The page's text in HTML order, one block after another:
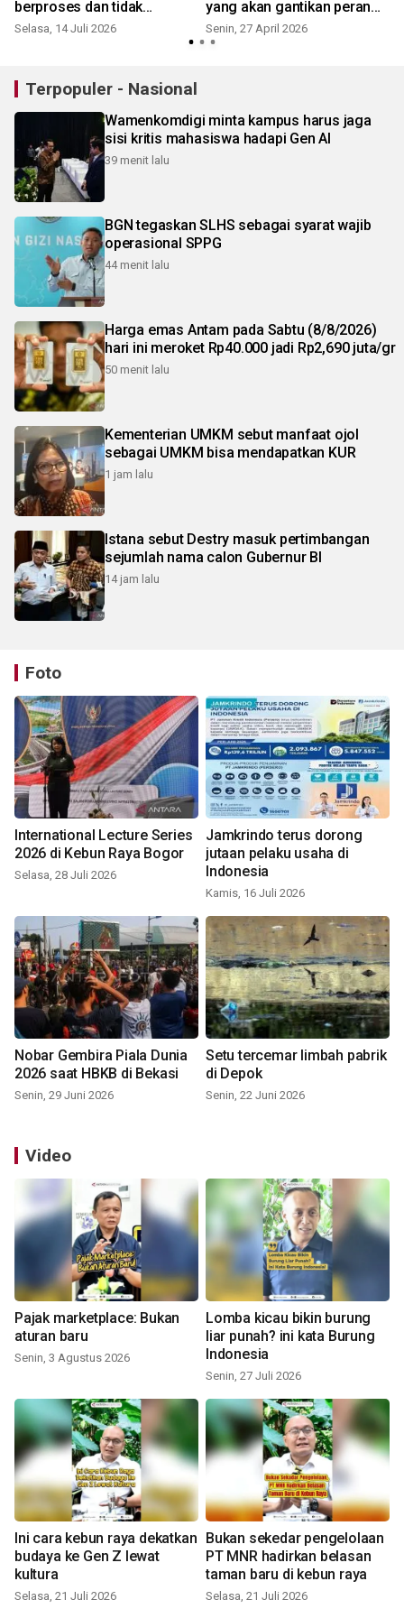
berproses dan tidak
dihentikan
Selasa, 14 Juli 2026
yang akan gantikan peran
DKBN
Senin, 27 April 2026
Terpopuler - Nasional
Wamenkomdigi minta kampus harus jaga
sisi kritis mahasiswa hadapi Gen AI
39 menit lalu
BGN tegaskan SLHS sebagai syarat wajib
operasional SPPG
44 menit lalu
Harga emas Antam pada Sabtu (8/8/2026)
hari ini meroket Rp40.000 jadi Rp2,690 juta/gr
50 menit lalu
Kementerian UMKM sebut manfaat ojol
sebagai UMKM bisa mendapatkan KUR
1 jam lalu
Istana sebut Destry masuk pertimbangan
sejumlah nama calon Gubernur BI
14 jam lalu
Foto
International Lecture Series
2026 di Kebun Raya Bogor
Selasa, 28 Juli 2026
Jamkrindo terus dorong
jutaan pelaku usaha di
Indonesia
Kamis, 16 Juli 2026
Nobar Gembira Piala Dunia
2026 saat HBKB di Bekasi
Senin, 29 Juni 2026
Setu tercemar limbah pabrik
di Depok
Senin, 22 Juni 2026
Video
Pajak marketplace: Bukan
aturan baru
Senin, 3 Agustus 2026
Lomba kicau bikin burung
liar punah? ini kata Burung
Indonesia
Senin, 27 Juli 2026
Ini cara kebun raya dekatkan
budaya ke Gen Z lewat
kultura
Selasa, 21 Juli 2026
Bukan sekedar pengelolaan
PT MNR hadirkan belasan
taman baru di kebun raya
Selasa, 21 Juli 2026